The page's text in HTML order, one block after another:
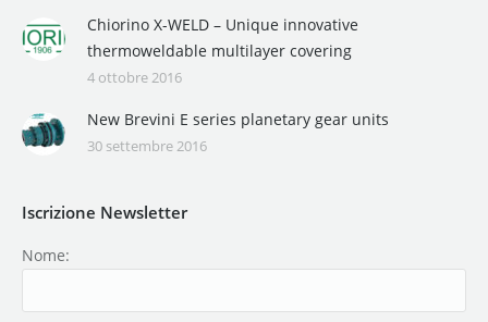
Chiorino X-WELD – Unique innovative
thermoweldable multilayer covering
4 ottobre 2016
New Brevini E series planetary gear units
30 settembre 2016
Iscrizione Newsletter
Nome: